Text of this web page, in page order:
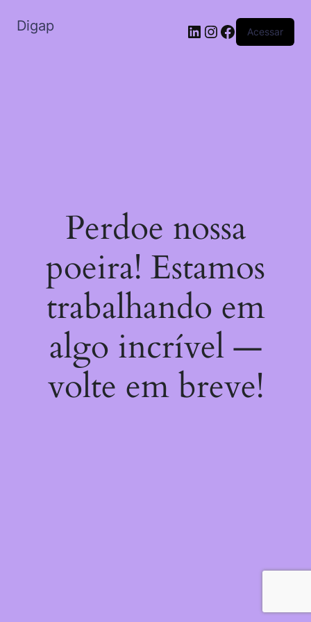
Digap Acessar
Perdoe nossa
poeira! Estamos
trabalhando em
algo incrível —
volte em breve!